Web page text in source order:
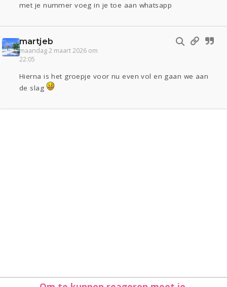
met je nummer voeg in je toe aan whatsapp
martjeb
maandag 2 maart 2026 om
22:05
Hierna is het groepje voor nu even vol en gaan we aan
de slag